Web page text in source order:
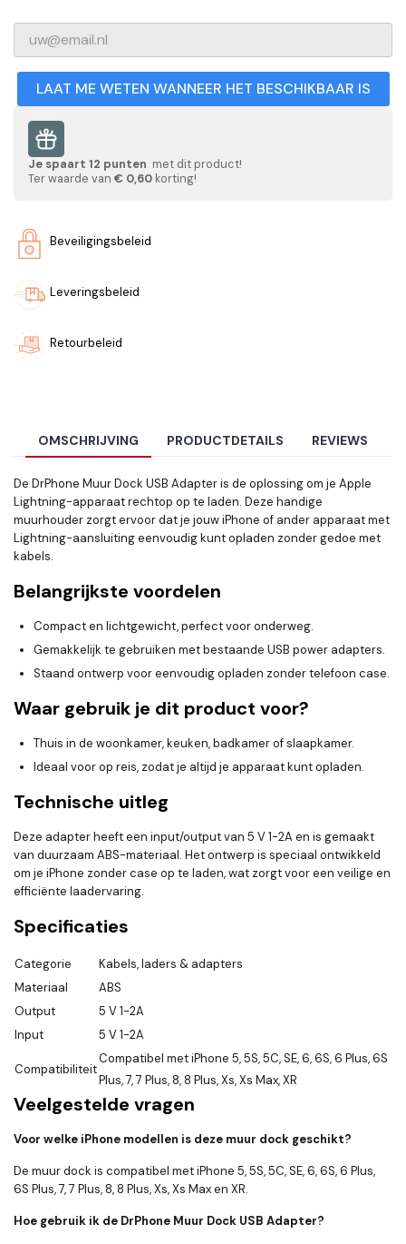
LAAT ME WETEN WANNEER HET BESCHIKBAAR IS
Je spaart 12 punten met dit product!
Ter waarde van € 0,60 korting!
Beveiligingsbeleid
Leveringsbeleid
Retourbeleid
OMSCHRIJVING PRODUCTDETAILS REVIEWS
De DrPhone Muur Dock USB Adapter is de oplossing om je Apple
Lightning-apparaat rechtop op te laden. Deze handige
muurhouder zorgt ervoor dat je jouw iPhone of ander apparaat met
Lightning-aansluiting eenvoudig kunt opladen zonder gedoe met
kabels.
Belangrijkste voordelen
Compact en lichtgewicht, perfect voor onderweg.
Gemakkelijk te gebruiken met bestaande USB power adapters.
Staand ontwerp voor eenvoudig opladen zonder telefoon case.
Waar gebruik je dit product voor?
Thuis in de woonkamer, keuken, badkamer of slaapkamer.
Ideaal voor op reis, zodat je altijd je apparaat kunt opladen.
Technische uitleg
Deze adapter heeft een input/output van 5 V 1-2A en is gemaakt
van duurzaam ABS-materiaal. Het ontwerp is speciaal ontwikkeld
om je iPhone zonder case op te laden, wat zorgt voor een veilige en
efficiënte laadervaring.
Specificaties
Categorie
Kabels, laders & adapters
Materiaal
ABS
Output
5 V 1-2A
Input
5 V 1-2A
Compatibiliteit
Compatibel met iPhone 5, 5S, 5C, SE, 6, 6S, 6 Plus, 6S
Plus, 7, 7 Plus, 8, 8 Plus, Xs, Xs Max, XR
Veelgestelde vragen
Voor welke iPhone modellen is deze muur dock geschikt?
De muur dock is compatibel met iPhone 5, 5S, 5C, SE, 6, 6S, 6 Plus,
6S Plus, 7, 7 Plus, 8, 8 Plus, Xs, Xs Max en XR.
Hoe gebruik ik de DrPhone Muur Dock USB Adapter?